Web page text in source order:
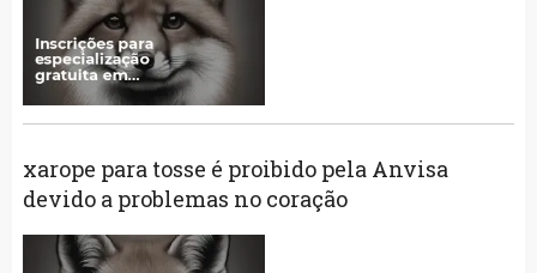
xarope para tosse é proibido pela Anvisa
devido a problemas no coração